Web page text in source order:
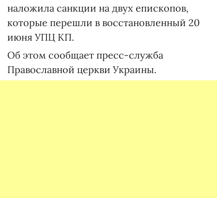
наложила санкции на двух епископов,
которые перешли в восстановленный 20
июня УПЦ КП.
Об этом сообщает пресс-служба
Православной церкви Украины.